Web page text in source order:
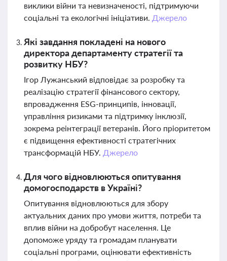
виклики війни та невизначеності, підтримуючи
соціальні та екологічні ініціативи. Джерело
Які завдання покладені на нового
директора департаменту стратегії та
розвитку НБУ?
Ігор Лужанський відповідає за розробку та
реалізацію стратегії фінансового сектору,
впровадження ESG-принципів, інновації,
управління ризиками та підтримку інклюзії,
зокрема реінтеграції ветеранів. Його пріоритетом
є підвищення ефективності стратегічних
трансформацій НБУ. Джерело
Для чого відновлюються опитування
домогосподарств в Україні?
Опитування відновлюються для збору
актуальних даних про умови життя, потреби та
вплив війни на добробут населення. Це
допоможе уряду та громадам планувати
соціальні програми, оцінювати ефективність